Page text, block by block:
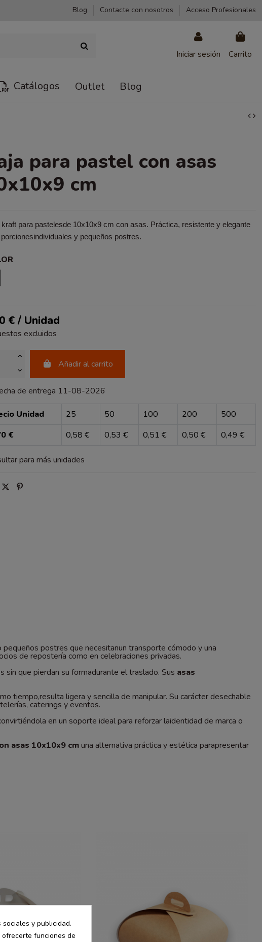
Blog Contacte con nosotros Acceso Profesionales
Iniciar sesión Carrito
Catálogos Outlet Blog
para pastel con asas
cm
kraft para pastelesde 10x10x9 cm con asas. Práctica, resistente y elegante
porcionesindividuales y pequeños postres.
€ / Unidad
excluidos
Añadir al carrito
de entrega 11-08-2026
Unidad 25 50 100 200
500
€
0,58 € 0,53 € 0,51 € 0,50 € 0,49 €
para más unidades
postres que necesitanun transporte cómodo y una
de repostería como en celebraciones privadas.
sin que pierdan su formadurante el traslado. Sus asas
tiempo,resulta ligera y sencilla de manipular. Su carácter desechable
caterings y eventos.
en un soporte ideal para reforzar laidentidad de marca o
asas 10x10x9 cmuna alternativa práctica y estética parapresentar
y publicidad.
funciones de